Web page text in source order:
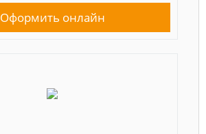
Оформить онлайн